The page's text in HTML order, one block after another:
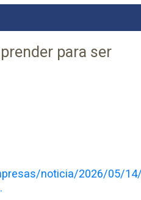
para ser
noticia/2026/05/